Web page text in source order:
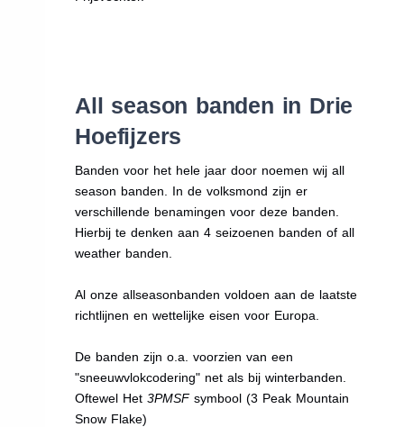
All season banden in Drie
Hoefijzers
Banden voor het hele jaar door noemen wij all
season banden. In de volksmond zijn er
verschillende benamingen voor deze banden.
Hierbij te denken aan 4 seizoenen banden of all
weather banden.
Al onze allseasonbanden voldoen aan de laatste
richtlijnen en wettelijke eisen voor Europa.
De banden zijn o.a. voorzien van een
"sneeuwvlokcodering" net als bij winterbanden.
Oftewel Het3PMSFsymbool (3 Peak Mountain
Snow Flake)